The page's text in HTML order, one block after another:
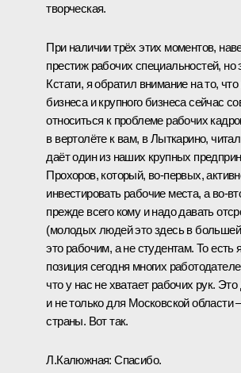
творческая.
При наличии трёх этих моментов,
престиж рабочих специальностей, но
Кстати, я обратил внимание на то,
бизнеса и крупного бизнеса сейчас
относиться к проблеме рабочих
в вертолёте к вам, в Лыткарино, читал
даёт один из наших крупных
Прохоров, который, во‑первых,
инвестировать рабочие места, а
прежде всего кому и надо давать
(молодых людей это здесь в большей
это рабочим, а не студентам. То есть
позиция сегодня многих
что у нас не хватает рабочих рук.
и не только для Московской области
страны. Вот так.
Л.Калюжная:Спасибо.